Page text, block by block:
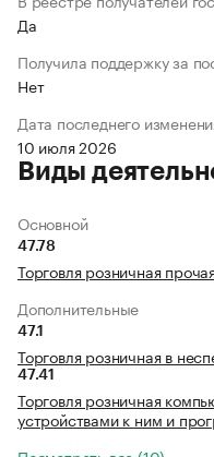
Да
Получила поддержку за
Нет
Дата последнего
10 июля 2026
Виды
Основной
47.78
Торговля розничная
Дополнительные
47.1
Торговля розничная в
47.41
Торговля розничная
устройствами к ним и